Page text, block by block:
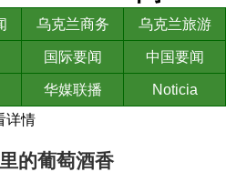
乌克兰商务 乌克兰旅游
国际要闻 中国要闻
华媒联播
Noticia
详情
的葡萄酒香